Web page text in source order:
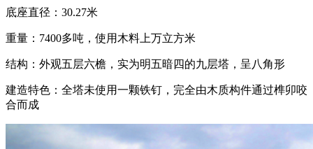
底座直径：30.27米
重量：7400多吨，使用木料上万立方米
结构：外观五层六檐，实为明五暗四的九层塔，呈八角形
建造特色：全塔未使用一颗铁钉，完全由木质构件通过榫卯咬
合而成